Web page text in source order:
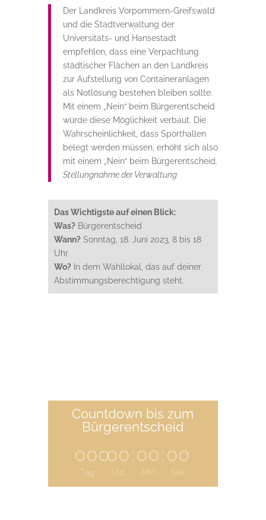
Der Landkreis Vorpommern-Greifswald
und die Stadtverwaltung der
Universitäts- und Hansestadt
empfehlen, dass eine Verpachtung
städtischer Flächen an den Landkreis
zur Aufstellung von Containeranlagen
als Notlösung bestehen bleiben sollte.
Mit einem „Nein“ beim Bürgerentscheid
würde diese Möglichkeit verbaut. Die
Wahrscheinlichkeit, dass Sporthallen
belegt werden müssen, erhöht sich also
mit einem „Nein“ beim Bürgerentscheid.
Stellungnahme der Verwaltung
Das Wichtigste auf einen Blick:
Was?Bürgerentscheid
Wann?Sonntag, 18. Juni 2023, 8 bis 18
Uhr
Wo?In dem Wahllokal, das auf deiner
Abstimmungsberechtigung steht.
Countdown bis zum
Bürgerentscheid
000
Tag
:00
Std
:00
Min
:00
Sek